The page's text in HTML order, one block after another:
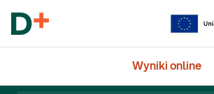
Wyniki online